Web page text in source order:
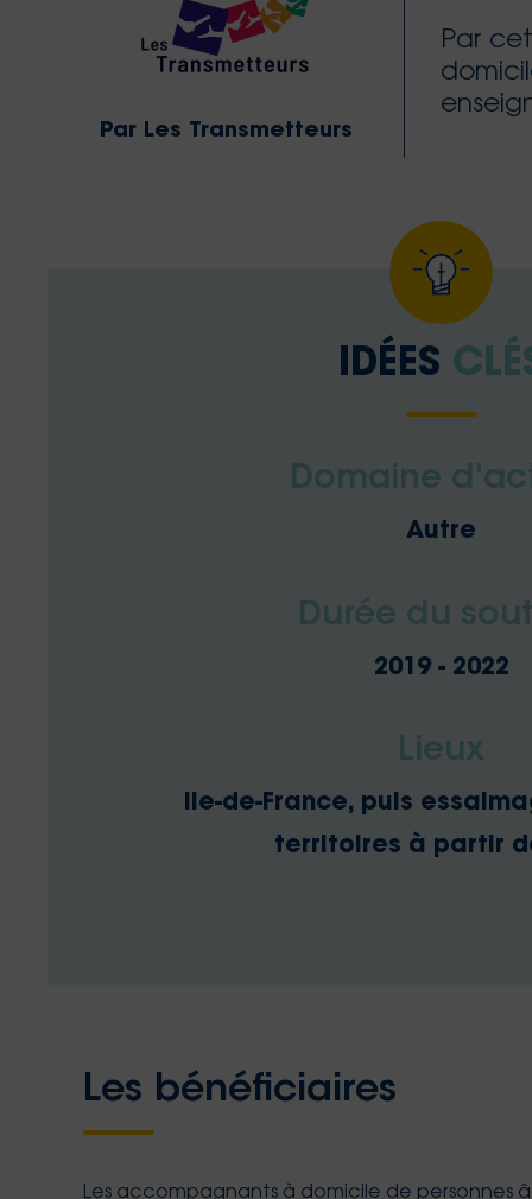
Par Les Transmetteurs
Par
IDÉES
Domaine
Autre
Durée du
2019 - 2022
Lieux
Ile-de-France, puis
territoires à partir
Les bénéficiaires
Les accompagnants à domicile de personnes